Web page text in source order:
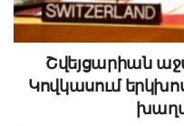
Շվեյցարիան
Կովկասում